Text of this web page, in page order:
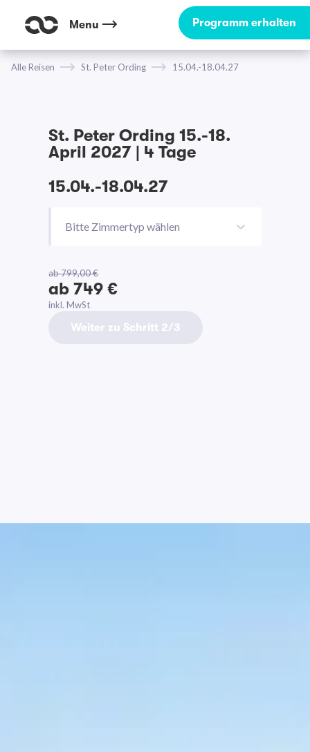
Menu Programm erhalten
Alle Reisen St. Peter Ording 15.04.-18.04.27
St. Peter Ording 15.-18.
April 2027 | 4 Tage
15.04.-18.04.27
Bitte Zimmertyp wählen
ab 799,00 €
ab 749 €
inkl. MwSt
Weiter zu Schritt 2/3